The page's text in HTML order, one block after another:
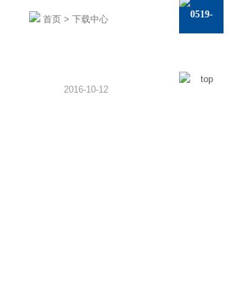
首页 > 下载中心
2016-10-12
0519-